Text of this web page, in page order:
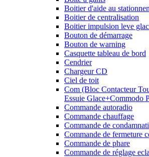
Boitier d'aide au
Boitier de centralisation
Boitier impulsion leve
Bouton de démarrage
Bouton de warning
Casquette tableau de bord
Cendrier
Chargeur CD
Ciel de toit
Com (Bloc Contacteur
Essuie Glace+Commodo
Commande autoradio
Commande chauffage
Commande de
Commande de fermeture
Commande de phare
Commande de réglage